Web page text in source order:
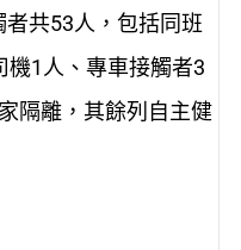
共53人，包括同班
機1人、專車接觸者3
隔離，其餘列自主健